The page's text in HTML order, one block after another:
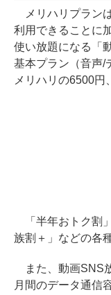
メリハリプラン
利用できることに
使い放題になる「
基本プラン（音声/
メリハリの6500円
「半年おトク割
族割＋」などの各
また、動画SNS
月間のデータ通信